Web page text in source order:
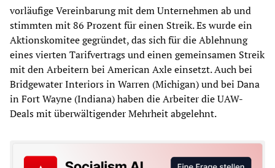
vorläufige Vereinbarung mit dem Unternehmen ab und
stimmten mit 86 Prozent für einen Streik. Es wurde ein
Aktionskomitee gegründet, das sich für die Ablehnung
eines vierten Tarifvertrags und einen gemeinsamen Streik
mit den Arbeitern bei American Axle einsetzt. Auch bei
Bridgewater Interiors in Warren (Michigan) und bei Dana
in Fort Wayne (Indiana) haben die Arbeiter die UAW-
Deals mit überwältigender Mehrheit abgelehnt.